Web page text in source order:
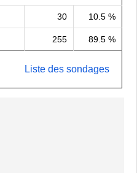
30 10.5 %
255 89.5 %
Liste des sondages